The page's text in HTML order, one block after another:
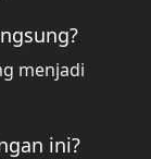
menjadi
ini?